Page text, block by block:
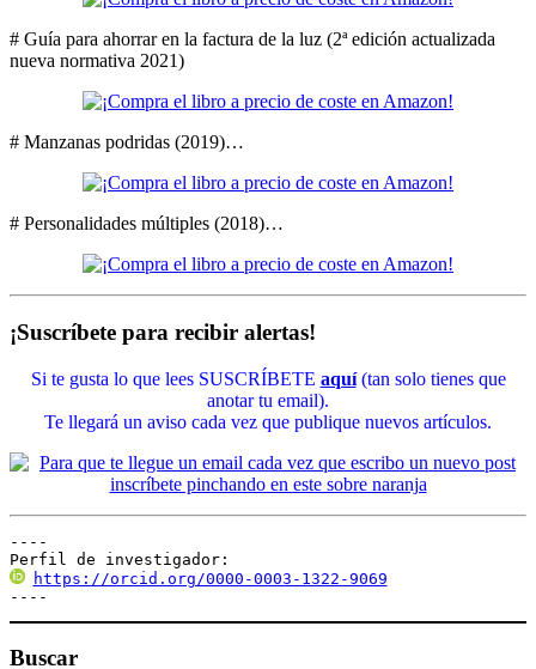
# Guía para ahorrar en la factura de la luz (2ª edición actualizada
nueva normativa 2021)
# Manzanas podridas (2019)…
# Personalidades múltiples (2018)…
¡Suscríbete para recibir alertas!
Si te gusta lo que lees SUSCRÍBETE aquí(tan solo tienes que
anotar tu email).
Te llegará un aviso cada vez que publique nuevos artículos.
----
Perfil de investigador:
https://orcid.org/0000-0003-1322-9069
----
Buscar